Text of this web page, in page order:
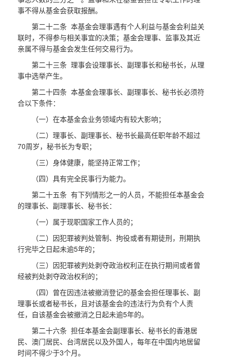
事不得从基金会获取报酬。
第二十二条 本基金会理事遇有个人利益与基金会利益关
联时，不得参与相关事宜的决策；基金会理事、监事及其近
亲属不得与基金会发生任何交易行为。
第二十三条 理事会设理事长、副理事长和秘书长，从理
事中选举产生。
第二十四条 本基金会理事长、副理事长、秘书长必须符
合以下条件：
（一）在本基金会业务领域内有较大影响；
（二）理事长、副理事长、秘书长最高任职年龄不超过
70周岁，秘书长为专职；
（三）身体健康，能坚持正常工作；
（四）具有完全民事行为能力。
第二十五条 有下列情形之一的人员，不能担任本基金会
的理事长、副理事长、秘书长：
（一）属于现职国家工作人员的；
（二）因犯罪被判处管制、拘役或者有期徒刑，刑期执
行完毕之日起未逾5年的；
（三）因犯罪被判处剥夺政治权利正在执行期间或者曾
经被判处剥夺政治权利的；
（四）曾在因违法被撤消登记的基金会担任理事长、副
理事长或者秘书长，且对该基金会的违法行为负有个人责
任，自该基金会被撤消之日起未逾5年的。
第二十六条 担任本基金会副理事长、秘书长的香港居
民、澳门居民、台湾居民以及外国人，每年在中国内地居留
时间不得少于3个月。